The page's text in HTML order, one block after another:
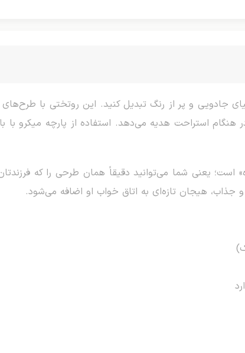
جادویی و پر از رنگ تبدیل کنید. این روتختی با طرح‌های
استراحت هدیه می‌دهد. استفاده از پارچه میکرو با
است؛ یعنی شما می‌توانید دقیقاً همان طرحی را که
جذاب، هیجان تازه‌ای به اتاق خواب او اضافه می‌شود.